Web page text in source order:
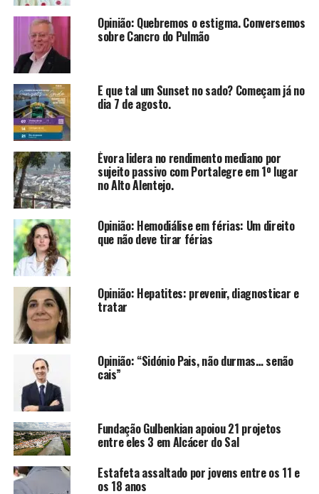
Opinião: Quebremos o estigma. Conversemos
sobre Cancro do Pulmão
E que tal um Sunset no sado? Começam já no
dia 7 de agosto.
Évora lidera no rendimento mediano por
sujeito passivo com Portalegre em 1º lugar
no Alto Alentejo.
Opinião: Hemodiálise em férias: Um direito
que não deve tirar férias
Opinião: Hepatites: prevenir, diagnosticar e
tratar
Opinião: “Sidónio Pais, não durmas… senão
cais”
Fundação Gulbenkian apoiou 21 projetos
entre eles 3 em Alcácer do Sal
Estafeta assaltado por jovens entre os 11 e
os 18 anos